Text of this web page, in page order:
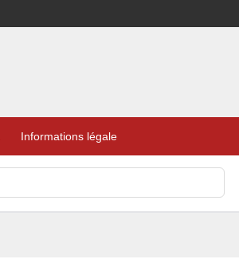
Informations légale